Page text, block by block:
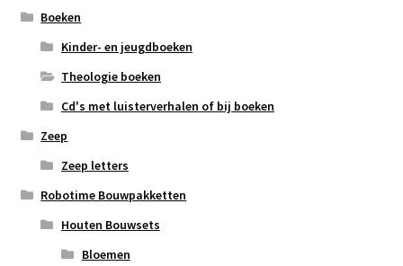
Boeken
Kinder- en jeugdboeken
Theologie boeken
Cd's met luisterverhalen of bij boeken
Zeep
Zeep letters
Robotime Bouwpakketten
Houten Bouwsets
Bloemen